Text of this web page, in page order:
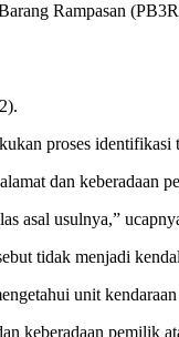
Rampasan
proses
dan keberadaan
asal usulnya,”
tidak menjadi
unit kendaraan
keberadaan pemilik